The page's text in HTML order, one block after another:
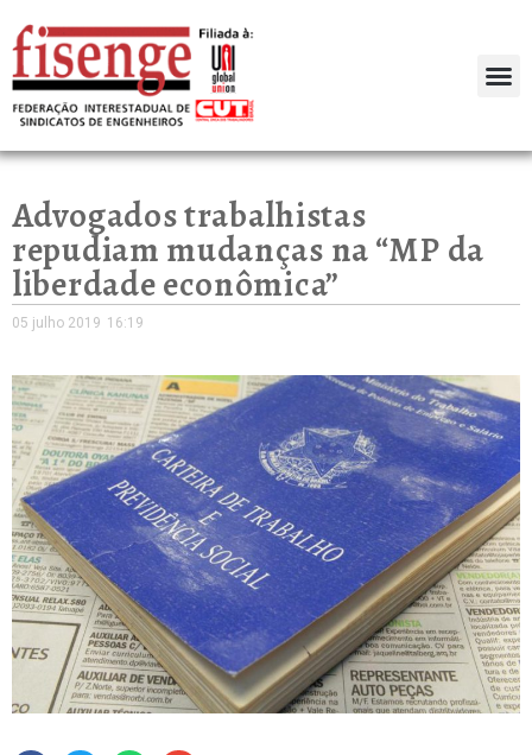
Advogados trabalhistas
repudiam mudanças na “MP da
liberdade econômica”
05 julho 2019 16:19